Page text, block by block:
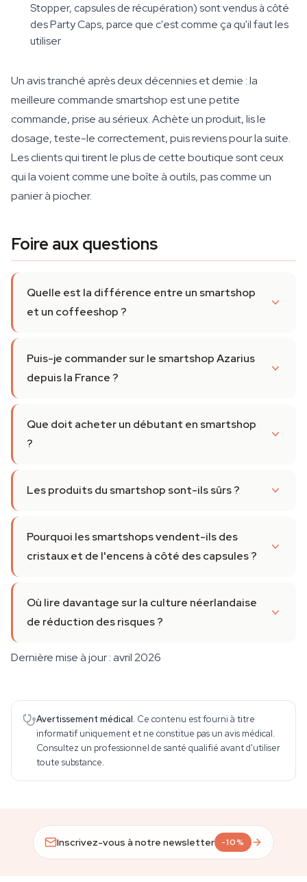
Stopper, capsules de récupération) sont vendus à côté
des Party Caps, parce que c'est comme ça qu'il faut les
utiliser
Un avis tranché après deux décennies et demie : la
meilleure commande smartshop est une petite
commande, prise au sérieux. Achète un produit, lis le
dosage, teste-le correctement, puis reviens pour la suite.
Les clients qui tirent le plus de cette boutique sont ceux
qui la voient comme une boîte à outils, pas comme un
panier à piocher.
Foire aux questions
Quelle est la différence entre un smartshop
et un coffeeshop ?
Puis-je commander sur le smartshop Azarius
depuis la France ?
Que doit acheter un débutant en smartshop
?
Les produits du smartshop sont-ils sûrs ?
Pourquoi les smartshops vendent-ils des
cristaux et de l'encens à côté des capsules ?
Où lire davantage sur la culture néerlandaise
de réduction des risques ?
Dernière mise à jour : avril 2026
Avertissement médical. Ce contenu est fourni à titre
informatif uniquement et ne constitue pas un avis médical.
Consultez un professionnel de santé qualifié avant d'utiliser
toute substance.
Inscrivez-vous à notre newsletter -10%